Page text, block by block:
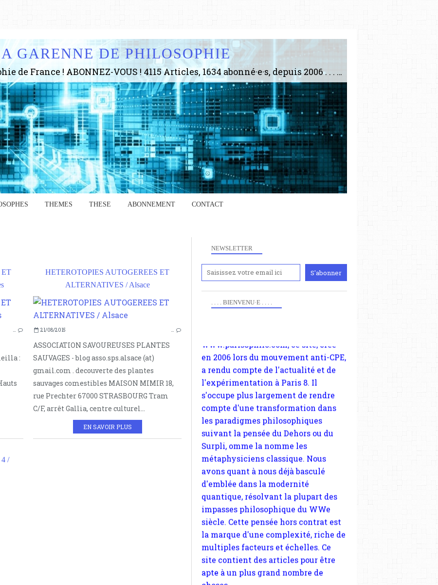
GARENNE DE PHILOSOPHIE
Le plus gros site de philosophie de France ! ABONNEZ-VOUS ! 4115 Articles, 1634 abonné·e·s, depuis 2006 . . . . . . . . 2 852 214 pages vues jusqu'à présent. Prestance et être apte à un plus grand nombre de choses.
THEMES THESE ABONNEMENT CONTACT
ET
HÉTÉROTOPIES
AUTOGESTION
MIDI-PYRÉNÉES
FOIX
VILLEFRANCHE DE ROUERGUE
RODEZ
CAHORS
…
:
HETEROTOPIES AUTOGEREES ET
ALTERNATIVES / Alsace
HÉTÉROTOPIES
STRASBOURG
MULHOUSE
COLMAR
21/08/2015 …
ASSOCIATION SAVOUREUSES PLANTES
SAUVAGES - blog asso.sps.alsace (at)
gmail.com . decouverte des plantes
sauvages comestibles MAISON MIMIR 18,
rue Prechter 67000 STRASBOURG Tram
C/F, arrêt Gallia, centre culturel...
EN SAVOIR PLUS
/
NEWSLETTER
. . . . BIENVENU·E . . . .
Anciennement
www.paris8philo.com, ce site, créé
s'occupe plus largement de rendre
compte d'une transformation dans
les paradigmes philosophiques
suivant la pensée du Dehors ou du
Surpli, omme la nomme les
métaphysiciens classique. Nous
avons quant à nous déjà basculé
d'emblée dans la modernité
quantique, résolvant la plupart des
impasses philosophique du WWe
siècle. Cette pensée hors contrat est
la marque d'une complexité, riche de
multiples facteurs et échelles. Ce
site contient des articles pour être
apte à un plus grand nombre de
choses.